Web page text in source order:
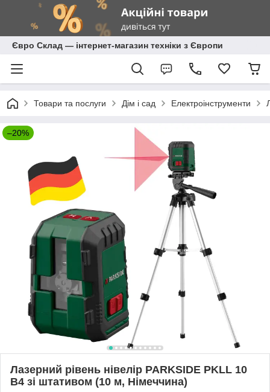
Євро Склад — інтернет-магазин техніки з Європи
Товари та послуги Дім і сад Електроінструменти
–20%
Лазерний рівень нівелір PARKSIDE PKLL 10
B4 зі штативом (10 м, Німеччина)